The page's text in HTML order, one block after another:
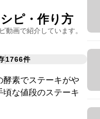
ピ・作り方
動画で紹介しています。
1766件
酵素でステーキがや
な値段のステーキ